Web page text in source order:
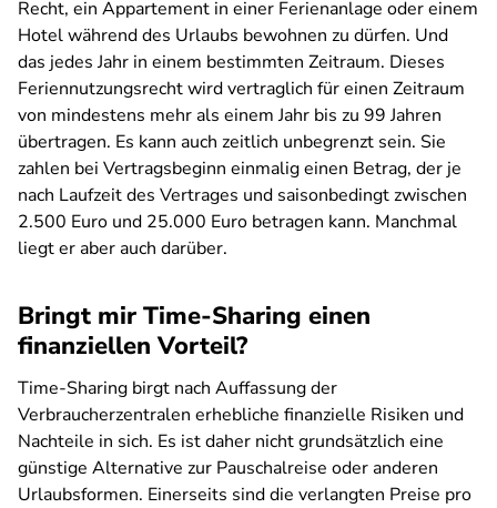
Recht, ein Appartement in einer Ferienanlage oder einem
Hotel während des Urlaubs bewohnen zu dürfen. Und
das jedes Jahr in einem bestimmten Zeitraum. Dieses
Feriennutzungsrecht wird vertraglich für einen Zeitraum
von mindestens mehr als einem Jahr bis zu 99 Jahren
übertragen. Es kann auch zeitlich unbegrenzt sein. Sie
zahlen bei Vertragsbeginn einmalig einen Betrag, der je
nach Laufzeit des Vertrages und saisonbedingt zwischen
2.500 Euro und 25.000 Euro betragen kann. Manchmal
liegt er aber auch darüber.
Bringt mir Time-Sharing einen
finanziellen Vorteil?
Time-Sharing birgt nach Auffassung der
Verbraucherzentralen erhebliche finanzielle Risiken und
Nachteile in sich. Es ist daher nicht grundsätzlich eine
günstige Alternative zur Pauschalreise oder anderen
Urlaubsformen. Einerseits sind die verlangten Preise pro